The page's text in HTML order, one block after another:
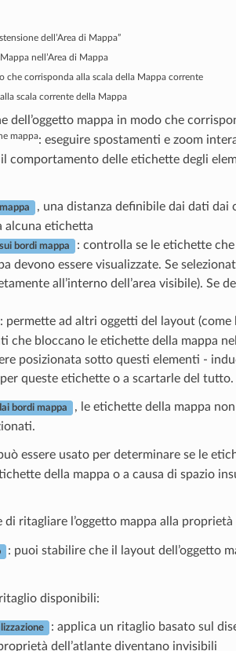
dell’Area di Mappa”
nell’Area di Mappa
che corrisponda alla scala della Mappa corrente
scala corrente della Mappa
dell’oggetto mappa in modo che
mappa: eseguire spostamenti e zoom
comportamento delle etichette degli
, una distanza definibile dai dati dai
alcuna etichetta
bordi mappa
: controlla se le etichette
devono essere visualizzate. Se
all’interno dell’area visibile). Se
: permette ad altri oggetti del layout
che bloccano le etichette della mappa
posizionata sotto questi elementi -
queste etichette o a scartarle del tutto.
bordi mappa
, le etichette della mappa
essere usato per determinare se le
della mappa o a causa di spazio
di ritagliare l’oggetto mappa alla
: puoi stabilire che il layout dell’oggetto
disponibili:
: applica un ritaglio basato sul
dell’atlante diventano invisibili